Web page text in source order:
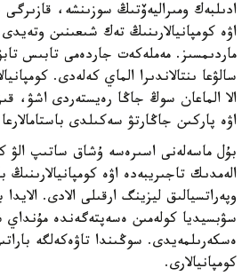
ادىلبەك ومىراليەۆتىڭ سوزىنشە،
اۋە كومپانيالارىنىڭ تەك شىعىنىن
ماردىمسىز. مەملەكەت جاردەمى تابىس
سالۋعا ىنتالاندىرا الماي كەلەدى.
الا الماعان سوڭ جاڭا رەيستەردى اشۋ،
اۋە پاركىن جاڭارتۋ سەكىلدى
بۇل ماسەلەنى اسىرەسە ۇشاق ساتىپ الۋ
الەمدىك تاجىريبەدە اۋە
وپەراتسيالىق ليزينگ ارقىلى الادى.
سۋبسيديا كولەمىن ەسەپتەگەندە مۇنداي
ەسكەرىلمەيدى. سوڭىندا تاۋەكەلگە
كومپانيالارى.